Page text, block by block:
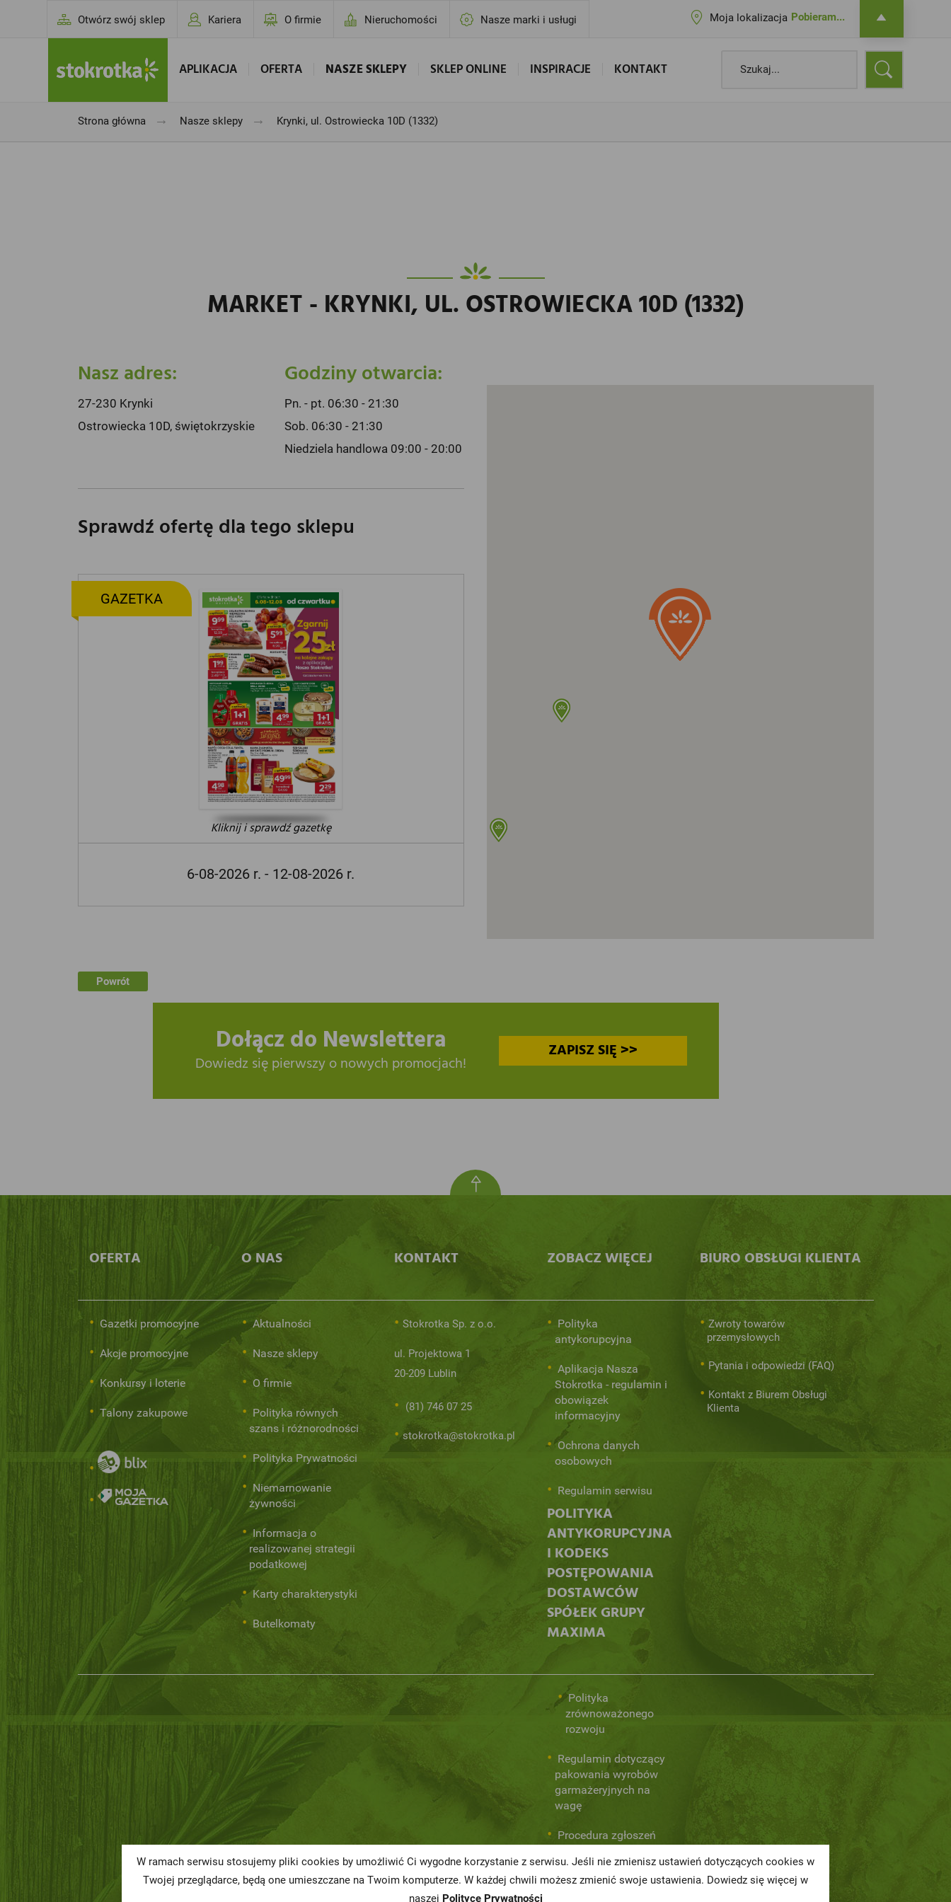
Otwórz swój sklep Kariera O firmie Nieruchomości Nasze marki i usługi Moja lokalizacja Pobieram...
APLIKACJA OFERTA NASZE SKLEPY SKLEP ONLINE INSPIRACJE KONTAKT
Strona główna → Nasze sklepy → Krynki, ul. Ostrowiecka 10D (1332)
MARKET - KRYNKI, UL. OSTROWIECKA 10D (1332)
Nasz adres:
27-230 Krynki
Ostrowiecka 10D, świętokrzyskie
Godziny otwarcia:
Pn. - pt. 06:30 - 21:30
Sob. 06:30 - 21:30
Niedziela handlowa 09:00 - 20:00
Sprawdź ofertę dla tego sklepu
Kliknij i sprawdź gazetkę
6-08-2026 r. - 12-08-2026 r.
GAZETKA
Powrót
Dołącz do Newslettera
Dowiedz się pierwszy o nowych promocjach!
ZAPISZ SIĘ >>
OFERTA
Gazetki promocyjne
Akcje promocyjne
Konkursy i loterie
Talony zakupowe
O NAS
Aktualności
Nasze sklepy
O firmie
Polityka równych
szans i różnorodności
Polityka Prywatności
Niemarnowanie
żywności
Informacja o
realizowanej strategii
podatkowej
Karty charakterystyki
Butelkomaty
KONTAKT
Stokrotka Sp. z o.o.
ul. Projektowa 1
20-209 Lublin
(81) 746 07 25
stokrotka@stokrotka.pl
ZOBACZ WIĘCEJ
Polityka
antykorupcyjna
Aplikacja Nasza
Stokrotka - regulamin i
obowiązek
informacyjny
Ochrona danych
osobowych
Regulamin serwisu
POLITYKA
ANTYKORUPCYJNA
I KODEKS
POSTĘPOWANIA
DOSTAWCÓW
SPÓŁEK GRUPY
MAXIMA
Polityka
zrównoważonego
rozwoju
Regulamin dotyczący
pakowania wyrobów
garmażeryjnych na
wagę
Procedura zgłoszeń
naruszeń prawa
BIURO OBSŁUGI KLIENTA
Zwroty towarów
przemysłowych
Pytania i odpowiedzi (FAQ)
Kontakt z Biurem Obsługi
Klienta
W ramach serwisu stosujemy pliki cookies by umożliwić Ci wygodne korzystanie z serwisu. Jeśli nie zmienisz ustawień dotyczących cookies w
Twojej przeglądarce, będą one umieszczane na Twoim komputerze. W każdej chwili możesz zmienić swoje ustawienia. Dowiedz się więcej w
naszej Polityce Prywatności